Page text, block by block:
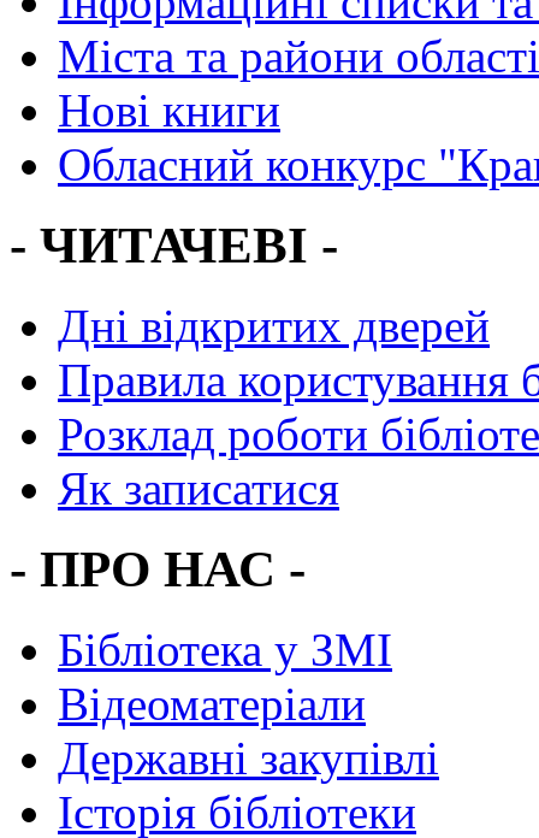
Міста та райони області
Нові книги
Обласний конкурс
- ЧИТАЧЕВІ -
Дні відкритих дверей
Правила користування
Розклад роботи
Як записатися
- ПРО НАС -
Бібліотека у ЗМІ
Відеоматеріали
Державні закупівлі
Історія бібліотеки